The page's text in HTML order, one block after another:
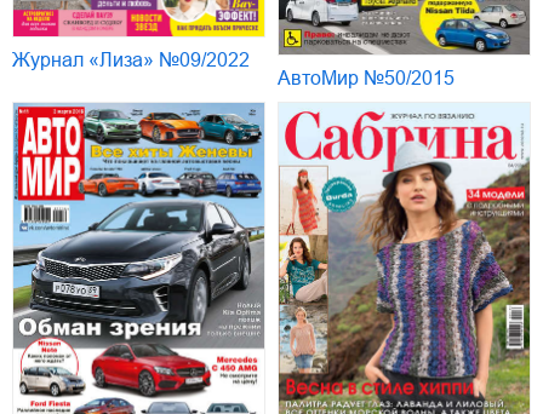
Журнал «Лиза» №09/2022
АвтоМир №50/2015